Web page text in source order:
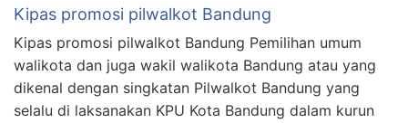
Kipas promosi pilwalkot Bandung
Kipas promosi pilwalkot Bandung Pemilihan umum
walikota dan juga wakil walikota Bandung atau yang
dikenal dengan singkatan Pilwalkot Bandung yang
selalu di laksanakan KPU Kota Bandung dalam kurun